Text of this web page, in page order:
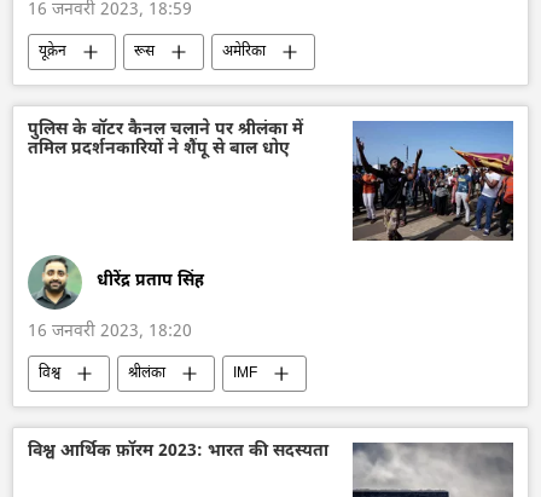
16 जनवरी 2023, 18:59
यूक्रेन रूस
अमेरिका
हथियारों की आपूर्ति
bio labs
यूक्रेन संकट
M777 howitzer
सर्गेई शोइगू
सैनिक सहायता
पुलिस के वॉटर कैनल चलाने पर श्रीलंका में
तमिल प्रदर्शनकारियों ने शैंपू से बाल धोए
धीरेंद्र प्रताप सिंह
16 जनवरी 2023, 18:20
विश्व श्रीलंका IMF
विश्व आर्थिक फ़ॉरम 2023: भारत की सदस्यता